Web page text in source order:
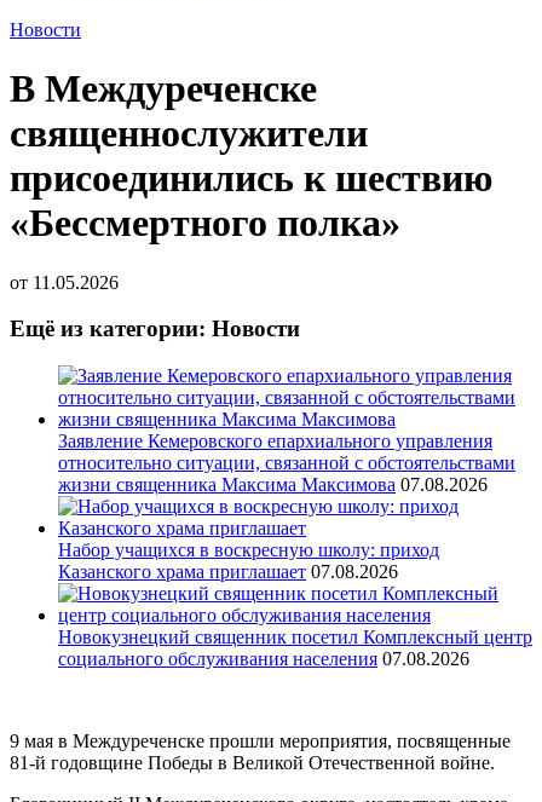
Новости
В Междуреченске
священнослужители
присоединились к шествию
«Бессмертного полка»
от 11.05.2026
Ещё из категории: Новости
Заявление Кемеровского епархиального управления
относительно ситуации, связанной с обстоятельствами
жизни священника Максима Максимова 07.08.2026
Набор учащихся в воскресную школу: приход
Казанского храма приглашает 07.08.2026
Новокузнецкий священник посетил Комплексный центр
социального обслуживания населения 07.08.2026
9 мая в Междуреченске прошли мероприятия, посвященные
81-й годовщине Победы в Великой Отечественной войне.